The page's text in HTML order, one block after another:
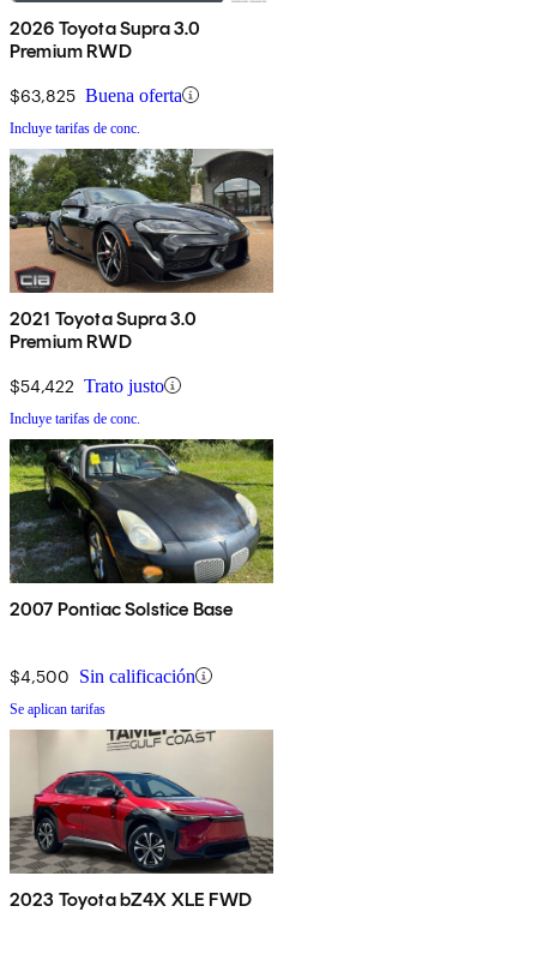
2026 Toyota Supra 3.0
Premium RWD
$63,825 Buena oferta
Incluye tarifas de conc.
2021 Toyota Supra 3.0
Premium RWD
$54,422 Trato justo
Incluye tarifas de conc.
2007 Pontiac Solstice Base
$4,500 Sin calificación
Se aplican tarifas
2023 Toyota bZ4X XLE FWD